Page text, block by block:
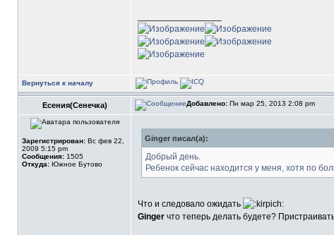
Вернуться к началу
Есения(Сенечка) Добавлено: Пн мар 25, 2013 2:08 pm
Зарегистрирован: Вс фев 22,
2009 5:15 pm
Сообщения: 1505
Откуда: Южное Бутово
Ginger писал(а):
Добрый день.
Ребенок сейчас находится у меня, хотя по
Что и следовало ожидать
Ginger что теперь делать будете?